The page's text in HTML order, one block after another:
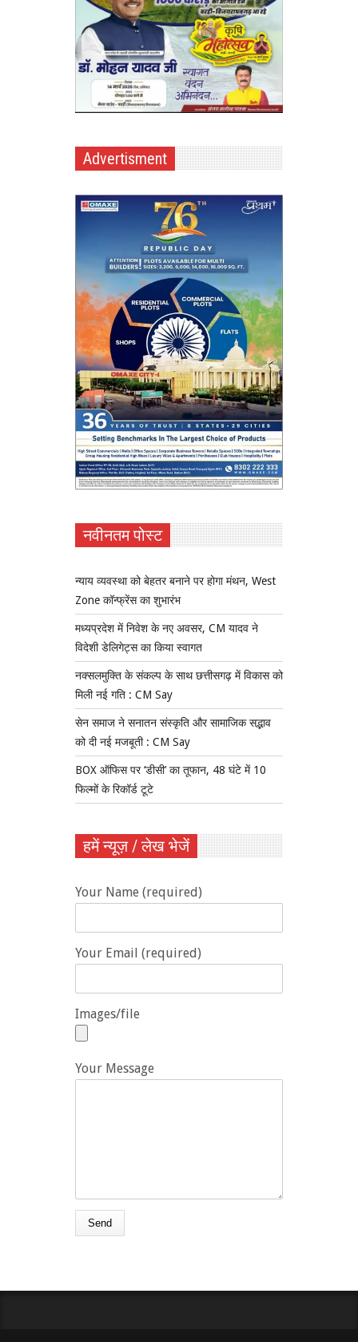
Advertisment
नवीनतम पोस्ट
न्याय व्यवस्था को बेहतर बनाने पर होगा मंथन, West
Zone कॉन्फ्रेंस का शुभारंभ
मध्यप्रदेश में निवेश के नए अवसर, CM यादव ने
विदेशी डेलिगेट्स का किया स्वागत
नक्सलमुक्ति के संकल्प के साथ छत्तीसगढ़ में विकास को
मिली नई गति : CM Say
सेन समाज ने सनातन संस्कृति और सामाजिक सद्भाव
को दी नई मजबूती : CM Say
BOX ऑफिस पर ‘डीसी’ का तूफान, 48 घंटे में 10
फिल्मों के रिकॉर्ड टूटे
हमें न्यूज़ / लेख भेजें
Your Name (required)
Your Email (required)
Images/file
Your Message